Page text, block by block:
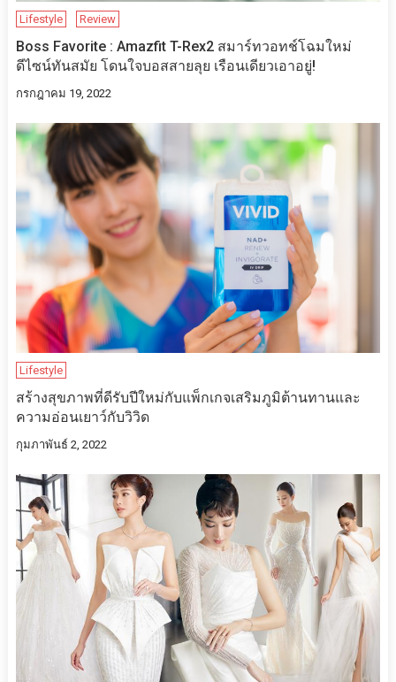
Lifestyle Review
Boss Favorite : Amazfit T-Rex2 สมาร์ทวอทช์โฉมใหม่
ดีไซน์ทันสมัย โดนใจบอสสายลุย เรือนเดียวเอาอยู่!
กรกฎาคม 19, 2022
Lifestyle
สร้างสุขภาพที่ดีรับปีใหม่กับแพ็กเกจเสริมภูมิต้านทานและ
ความอ่อนเยาว์กับวิวิด
กุมภาพันธ์ 2, 2022